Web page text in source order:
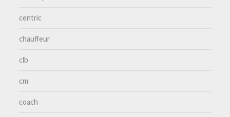
centric
chauffeur
clb
cm
coach